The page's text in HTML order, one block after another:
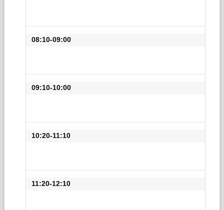
08:10-09:00
09:10-10:00
10:20-11:10
11:20-12:10